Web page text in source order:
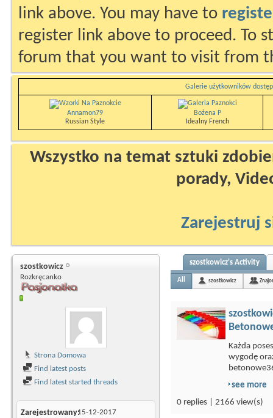
link above. You may have to
register link above to proceed. To
forum that you want to visit from
Galerie użytkowników
Annamon79
Russian Style
Bożena P
Idealny French
Wszystko na temat sztuki
porady,
Zarejestruj
szostkowicz
Rozkręcanko
Strona Domowa
Find latest posts
Find latest started threads
Zarejestrowany15-12-2017
szostkowicz's Activity
All szostkowicz
Każda
wygodę
see more
0 replies | 2166 view(s)